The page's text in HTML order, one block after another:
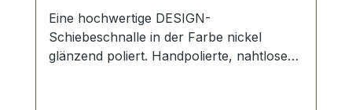
Eine hochwertige DESIGN-
Schiebeschnalle in der Farbe nickel
glänzend poliert. Handpolierte, nahtlose